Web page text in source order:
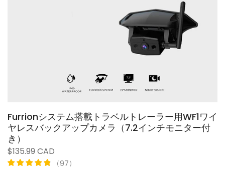
Furrionシステム搭載トラベルトレーラー用WF1ワイ
ヤレスバックアップカメラ（7.2インチモニター付
き）
$135.99 CAD
（97）